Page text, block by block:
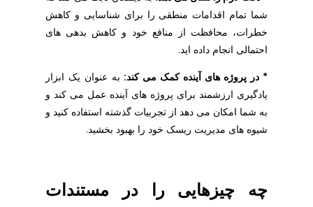
شما تمام اقدامات منطقی را برای شناسایی و کاهش
خطرات، محافظت از منافع خود و کاهش بدهی های
احتمالی انجام داده اید.
* در پروژه های آینده کمک می کند: به عنوان یک ابزار
یادگیری ارزشمند برای پروژه های آینده عمل می کند و
به شما امکان می دهد از تجربیات گذشته استفاده کنید و
شیوه های مدیریت ریسک خود را بهبود بخشید.
چه چیزهایی را در مستندات